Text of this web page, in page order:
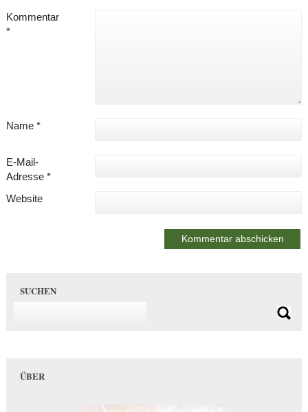
Kommentar
*
Name *
E-Mail-
Adresse *
Website
SUCHEN
ÜBER